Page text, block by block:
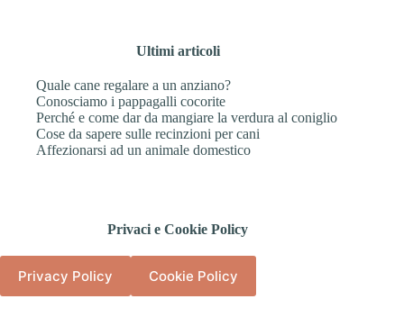
Ultimi articoli
Quale cane regalare a un anziano?
Conosciamo i pappagalli cocorite
Perché e come dar da mangiare la verdura al coniglio
Cose da sapere sulle recinzioni per cani
Affezionarsi ad un animale domestico
Privaci e Cookie Policy
Privacy Policy Cookie Policy